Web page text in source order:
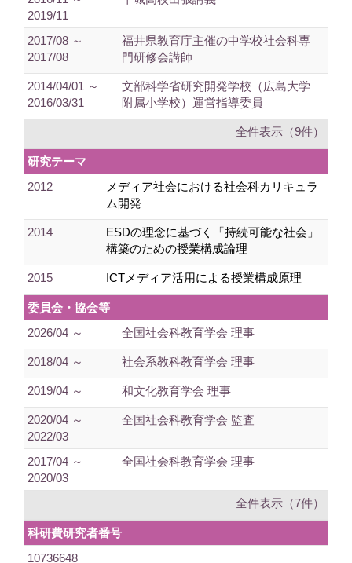
2019/11
2017/08 ～
2017/08
福井県教育庁主催の中学校社会科専
門研修会講師
2014/04/01 ～
2016/03/31
文部科学省研究開発学校（広島大学
附属小学校）運営指導委員
全件表示（9件）
研究テーマ
2012
メディア社会における社会科カリキュラ
ム開発
2014
ESDの理念に基づく「持続可能な社会」
構築のための授業構成論理
2015 ICTメディア活用による授業構成原理
委員会・協会等
2026/04 ～
全国社会科教育学会 理事
2018/04 ～ 社会系教科教育学会 理事
2019/04 ～ 和文化教育学会 理事
2020/04 ～
2022/03
全国社会科教育学会 監査
2017/04 ～
2020/03
全国社会科教育学会 理事
全件表示（7件）
科研費研究者番号
10736648